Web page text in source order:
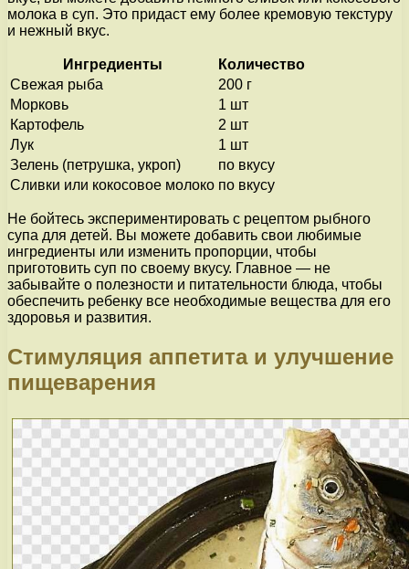
молока в суп. Это придаст ему более кремовую текстуру
и нежный вкус.
Ингредиенты
Количество
Свежая рыба
200 г
Морковь
1 шт
Картофель
2 шт
Лук
1 шт
Зелень (петрушка, укроп)
по вкусу
Сливки или кокосовое молоко по вкусу
Не бойтесь экспериментировать с рецептом рыбного
супа для детей. Вы можете добавить свои любимые
ингредиенты или изменить пропорции, чтобы
приготовить суп по своему вкусу. Главное — не
забывайте о полезности и питательности блюда, чтобы
обеспечить ребенку все необходимые вещества для его
здоровья и развития.
Стимуляция аппетита и улучшение
пищеварения